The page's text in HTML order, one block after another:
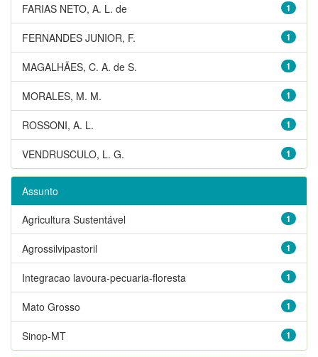
1
FARIAS NETO, A. L. de
1
FERNANDES JUNIOR, F.
1
MAGALHÃES, C. A. de S.
1
MORALES, M. M.
1
ROSSONI, A. L.
1
VENDRUSCULO, L. G.
Assunto
1
Agricultura Sustentável
1
Agrossilvipastoril
1
Integracao lavoura-pecuaria-floresta
1
Mato Grosso
1
Sinop-MT